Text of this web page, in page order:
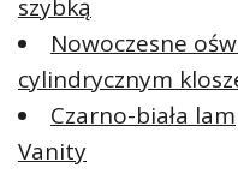
szybką
Nowoczesne
cylindrycznym
Czarno-biała
Vanity